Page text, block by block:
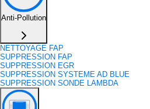
Anti-Pollution
NETTOYAGE FAP
SUPPRESSION FAP
SUPPRESSION EGR
SUPPRESSION SYSTEME AD BLUE
SUPPRESSION SONDE LAMBDA